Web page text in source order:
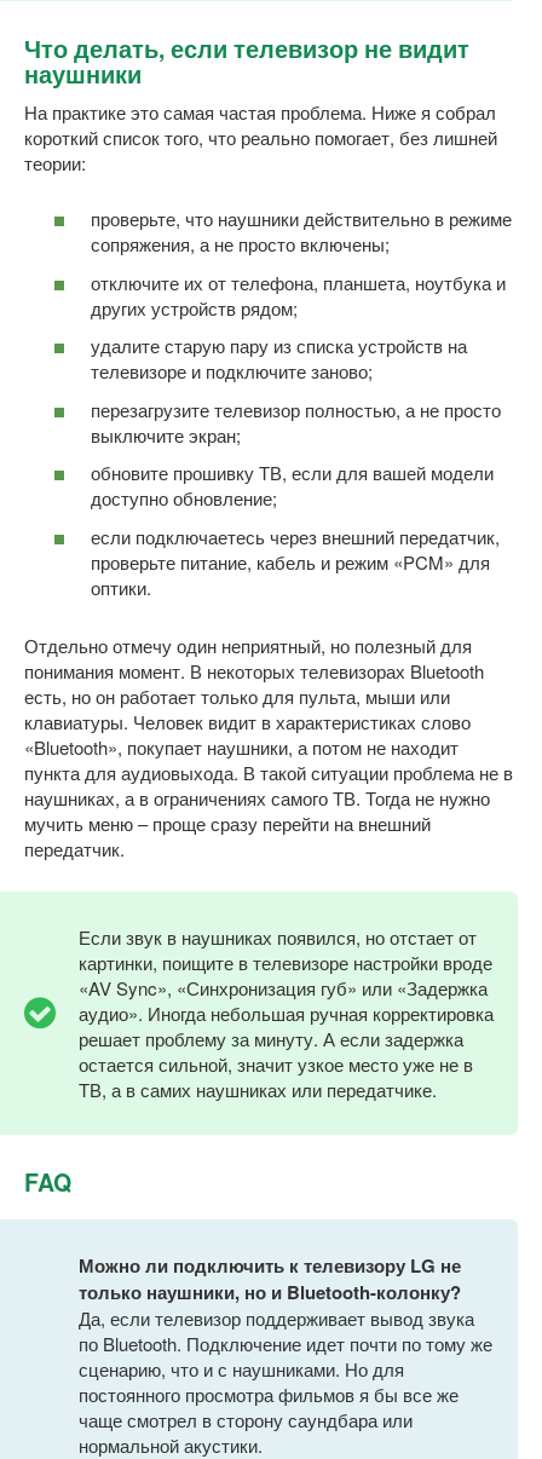
Что делать, если телевизор не видит
наушники
На практике это самая частая проблема. Ниже я собрал
короткий список того, что реально помогает, без лишней
теории:
проверьте, что наушники действительно в режиме
сопряжения, а не просто включены;
отключите их от телефона, планшета, ноутбука и
других устройств рядом;
удалите старую пару из списка устройств на
телевизоре и подключите заново;
перезагрузите телевизор полностью, а не просто
выключите экран;
обновите прошивку ТВ, если для вашей модели
доступно обновление;
если подключаетесь через внешний передатчик,
проверьте питание, кабель и режим «PCM» для
оптики.
Отдельно отмечу один неприятный, но полезный для
понимания момент. В некоторых телевизорах Bluetooth
есть, но он работает только для пульта, мыши или
клавиатуры. Человек видит в характеристиках слово
«Bluetooth», покупает наушники, а потом не находит
пункта для аудиовыхода. В такой ситуации проблема не в
наушниках, а в ограничениях самого ТВ. Тогда не нужно
мучить меню – проще сразу перейти на внешний
передатчик.
Если звук в наушниках появился, но отстает от
картинки, поищите в телевизоре настройки вроде
«AV Sync», «Синхронизация губ» или «Задержка
аудио». Иногда небольшая ручная корректировка
решает проблему за минуту. А если задержка
остается сильной, значит узкое место уже не в
ТВ, а в самих наушниках или передатчике.
FAQ
Можно ли подключить к телевизору LG не
только наушники, но и Bluetooth-колонку?
Да, если телевизор поддерживает вывод звука
по Bluetooth. Подключение идет почти по тому же
сценарию, что и с наушниками. Но для
постоянного просмотра фильмов я бы все же
чаще смотрел в сторону саундбара или
нормальной акустики.